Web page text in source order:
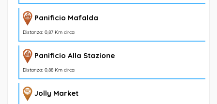
Panificio Mafalda
Distanza: 0,87 Km circa
Panificio Alla Stazione
Distanza: 0,88 Km circa
Jolly Market